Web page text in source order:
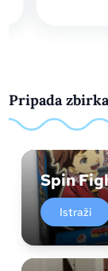
Pripada
Spin
Istraži